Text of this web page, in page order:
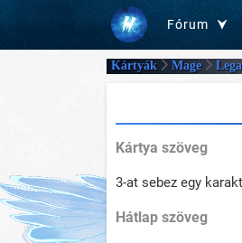
Fórum
Kártyák Mage
Kártya szöveg
3-at sebez egy
Hátlap szöveg